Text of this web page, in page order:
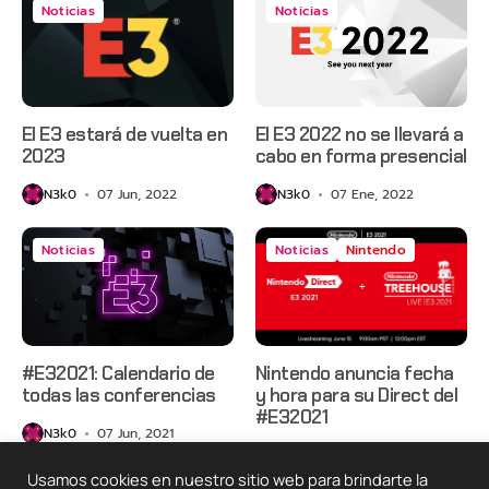
Noticias
El E3 estará de vuelta en
2023
N3k0 07 Jun, 2022
Noticias
El E3 2022 no se llevará a
cabo en forma presencial
N3k0 07 Ene, 2022
Noticias
#E32021: Calendario de
todas las conferencias
N3k0 07 Jun, 2021
Noticias Nintendo
Nintendo anuncia fecha
y hora para su Direct del
#E32021
Usamos cookies en nuestro sitio web para brindarte la